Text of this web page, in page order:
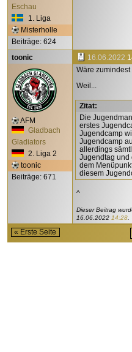
Eschau
1. Liga
Misterholle
Beiträge: 624
toonic
AFM
Gladbach
Gladiators
2. Liga 2
toonic
Beiträge: 671
16.06.2022
Wäre
Weil...
Zitat:
Die
erstes
Jugendcamp
Jugendcamp
allerdings
Jugendtag und
dem
diesem
^
Dieser Beitrag
16.06.2022 14:28.
« Erste Seite